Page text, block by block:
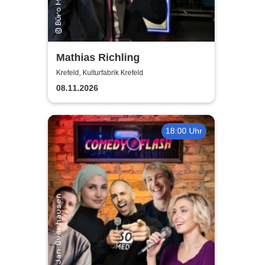
Mathias Richling
Krefeld, Kulturfabrik Krefeld
08.11.2026
18:00 Uhr